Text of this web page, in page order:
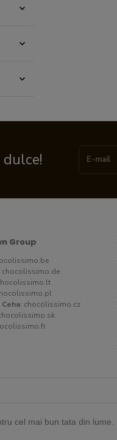
Group
chocolissimo.de
: chocolissimo.cz
cel mai bun tata din lume.